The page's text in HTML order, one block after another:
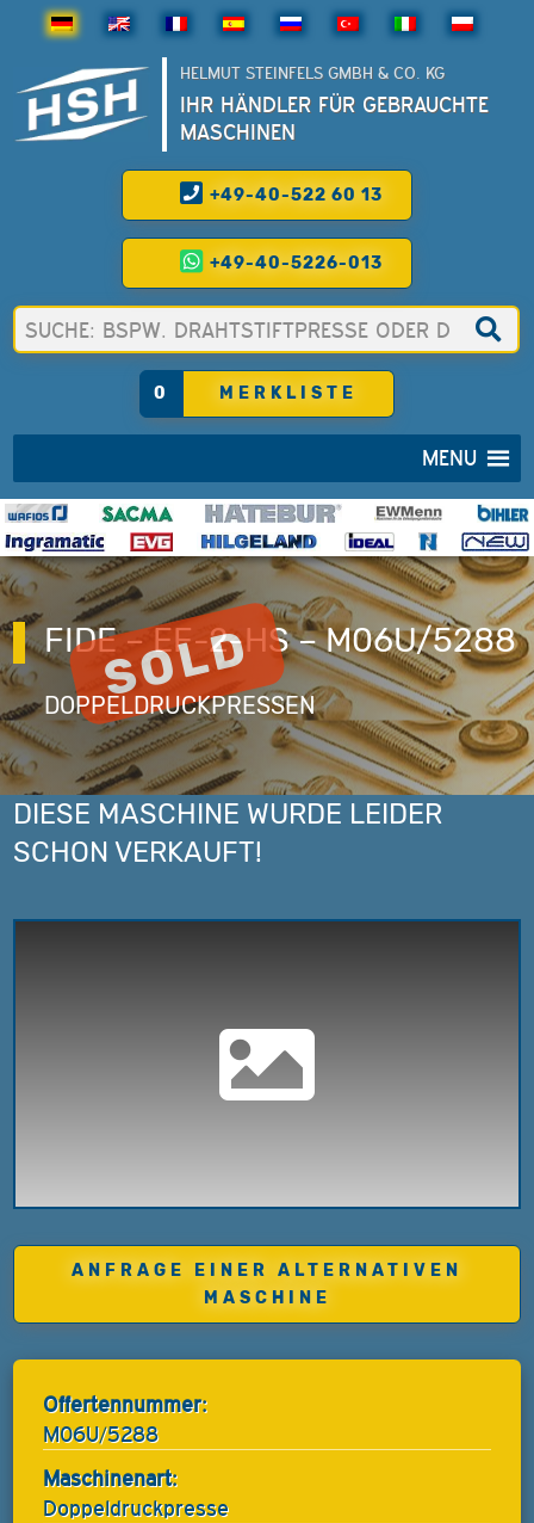
HELMUT STEINFELS GMBH & CO. KG
IHR HÄNDLER FÜR GEBRAUCHTE
MASCHINEN
+49-40-522 60 13
+49-40-5226-013
0 MERKLISTE
MENU
FIDE – EF-2-HS – M06U/5288
DOPPELDRUCKPRESSEN
DIESE MASCHINE WURDE LEIDER
SCHON VERKAUFT!
ANFRAGE EINER ALTERNATIVEN
MASCHINE
Offertennummer:
M06U/5288
Maschinenart:
Doppeldruckpresse